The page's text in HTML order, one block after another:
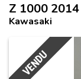
VENDU
Z 1000 2014
Kawasaki